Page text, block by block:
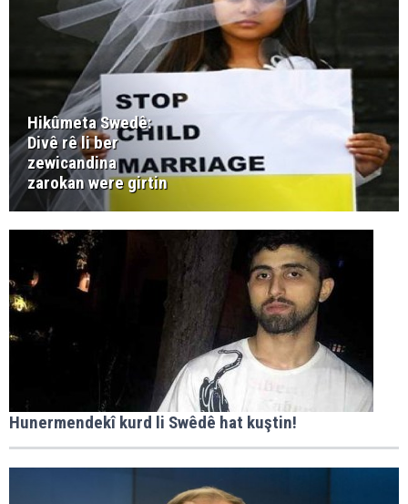
Hikûmeta Swedê:
Divê rê li ber
zewicandina
zarokan were girtin
Hunermendekî kurd li Swêdê hat kuştin!